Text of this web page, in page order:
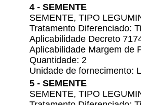
4 - SEMENTE
SEMENTE, TIPO
Tratamento Diferenciado:
Aplicabilidade Decreto
Aplicabilidade Margem de
Quantidade: 2
Unidade de fornecimento:
5 - SEMENTE
SEMENTE, TIPO